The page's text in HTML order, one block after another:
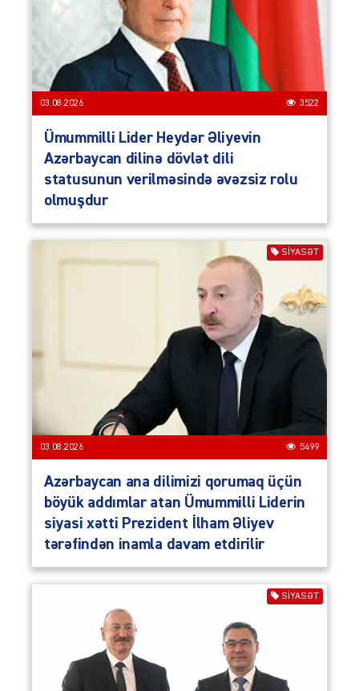
03.08.2026 3522
Ümummilli Lider Heydər Əliyevin
Azərbaycan dilinə dövlət dili
statusunun verilməsində əvəzsiz rolu
olmuşdur
SIYASƏT
03.08.2026 5499
Azərbaycan ana dilimizi qorumaq üçün
böyük addımlar atan Ümummilli Liderin
siyasi xətti Prezident İlham Əliyev
tərəfindən inamla davam etdirilir
SIYASƏT